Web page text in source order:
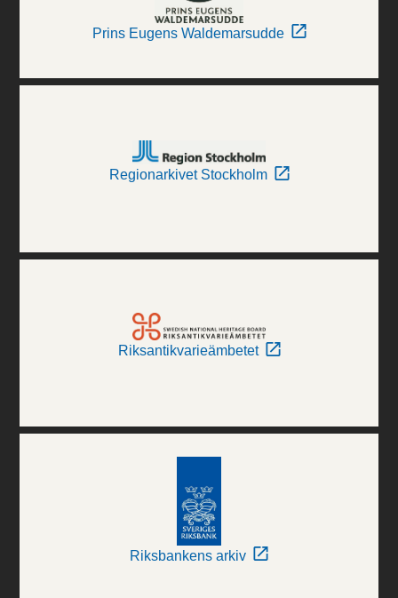
Prins Eugens Waldemarsudde
Regionarkivet Stockholm
Riksantikvarieämbetet
Riksbankens arkiv